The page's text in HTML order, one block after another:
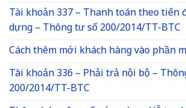
Tài khoản 337 – Thanh toán theo tiến
dựng – Thông tư số 200/2014/TT-BTC
Cách thêm mới khách hàng vào phần
Tài khoản 336 – Phải trả nội bộ –
200/2014/TT-BTC